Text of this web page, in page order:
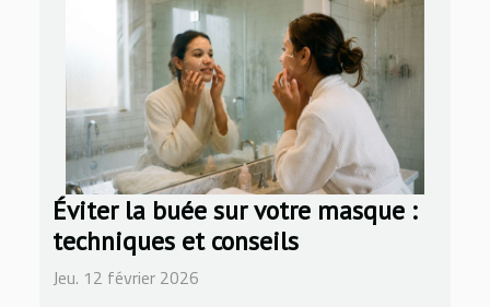
Éviter la buée sur votre masque :
techniques et conseils
Jeu. 12 février 2026